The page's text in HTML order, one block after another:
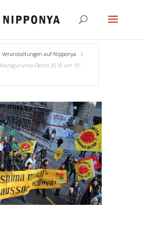
Veranstaltungen auf Nipponya
Kazaguruma-Demo 2018 am 10.